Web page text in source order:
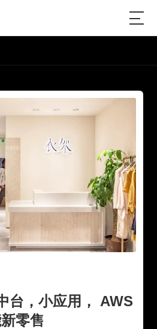
台，小应用， AWS
零售